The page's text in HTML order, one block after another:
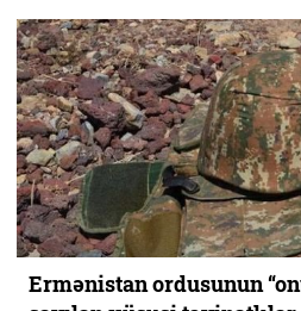
Ermənistan ordusunun